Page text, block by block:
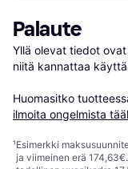
Palaute
Yllä olevat tiedot
niitä kannattaa
Huomasitko
ilmoita ongelmista
¹Esimerkki
ja viimeinen erä